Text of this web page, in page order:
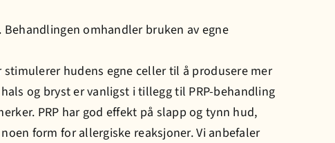
omhandler bruken av egne
hudens egne celler til å produsere mer
og bryst er vanligst i tillegg til PRP-behandling
PRP har god effekt på slapp og tynn hud,
form for allergiske reaksjoner. Vi anbefaler